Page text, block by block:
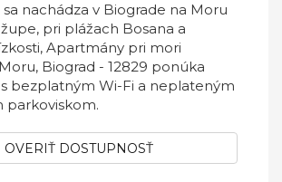
nachádza v Biograde na Moru
pri plážach Bosana a
Apartmány pri mori
Biograd - 12829 ponúka
bezplatným Wi-Fi a neplateným
parkoviskom.
OVERIŤ DOSTUPNOSŤ